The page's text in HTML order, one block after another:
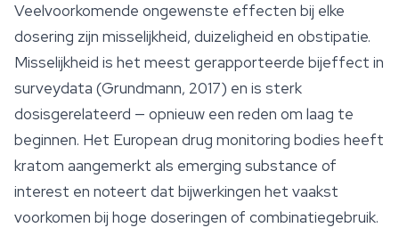
Veelvoorkomende ongewenste effecten bij elke
dosering zijn misselijkheid, duizeligheid en obstipatie.
Misselijkheid is het meest gerapporteerde bijeffect in
surveydata (Grundmann, 2017) en is sterk
dosisgerelateerd — opnieuw een reden om laag te
beginnen. Het European drug monitoring bodies heeft
kratom aangemerkt als emerging substance of
interest en noteert dat bijwerkingen het vaakst
voorkomen bij hoge doseringen of combinatiegebruik.